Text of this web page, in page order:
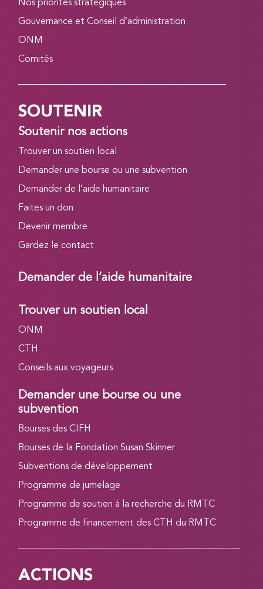
Nos priorités stratégiques
Gouvernance et Conseil d’administration
ONM
Comités
SOUTENIR
Soutenir nos actions
Trouver un soutien local
Demander une bourse ou une subvention
Demander de l’aide humanitaire
Faites un don
Devenir membre
Gardez le contact
Demander de l’aide humanitaire
Trouver un soutien local
ONM
CTH
Conseils aux voyageurs
Demander une bourse ou une
subvention
Bourses des CIFH
Bourses de la Fondation Susan Skinner
Subventions de développement
Programme de jumelage
Programme de soutien à la recherche du RMTC
Programme de financement des CTH du RMTC
ACTIONS